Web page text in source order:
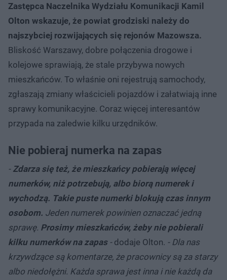
Zastępca Naczelnika Wydziału Komunikacji Kamil
Olton wskazuje, że powiat grodziski należy do
najszybciej rozwijających się rejonów Mazowsza.
Bliskość Warszawy, dobre połączenia drogowe i
kolejowe sprawiają, że stale przybywa nowych
mieszkańców. To właśnie oni rejestrują samochody,
zgłaszają zmiany właścicieli pojazdów i załatwiają inne
sprawy komunikacyjne. Coraz więcej interesantów
przypada na zaledwie kilku urzędników.
Nie pobieraj numerka na zapas
- Zdarza się też, że mieszkańcy pobierają więcej
numerków, niż potrzebują, albo biorą numerek i
wychodzą. Takie puste numerki blokują czas innym
osobom. Jeden numerek powinien oznaczać jedną
sprawę. Prosimy mieszkańców, żeby nie pobierali
kilku numerków na zapas-dodaje Olton. - Dla nas
krzywdzące są komentarze, że pracownicy są za starzy
albo niedołężni. Każda sprawa jest inna i nie każdą da